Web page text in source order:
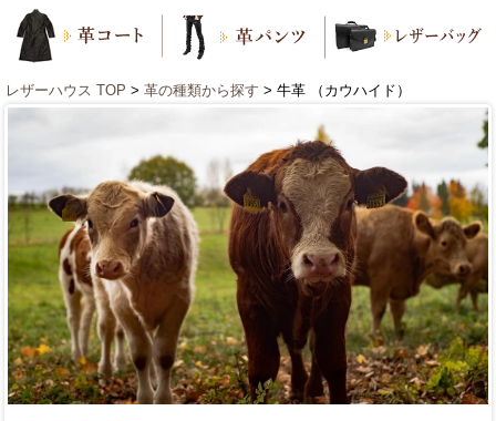
レザーハウス TOP > 革の種類から探す > 牛革 （カウハイド）